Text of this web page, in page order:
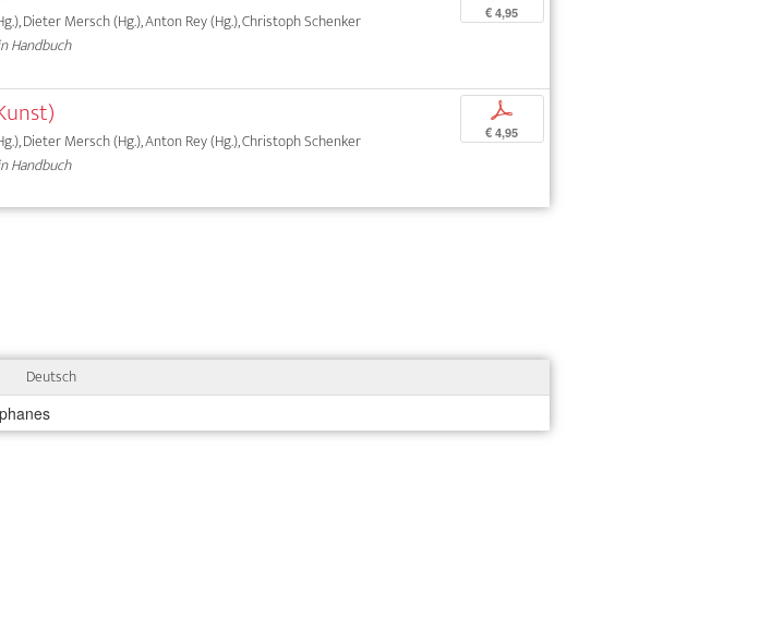
Dieter Mersch (Hg.), Anton Rey (Hg.), Christoph Schenker
Handbuch
€ 4,95
Dieter Mersch (Hg.), Anton Rey (Hg.), Christoph Schenker
Handbuch
p
€ 4,95
Deutsch